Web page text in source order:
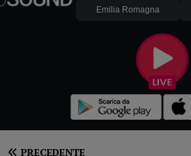
Emilia Romagna
PRECEDENTE